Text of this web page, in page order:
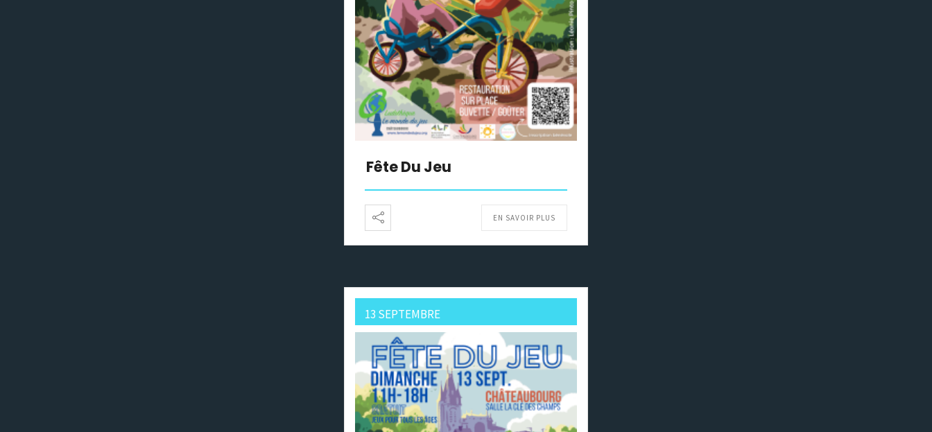
Fête Du Jeu
EN SAVOIR PLUS
13 SEPTEMBRE